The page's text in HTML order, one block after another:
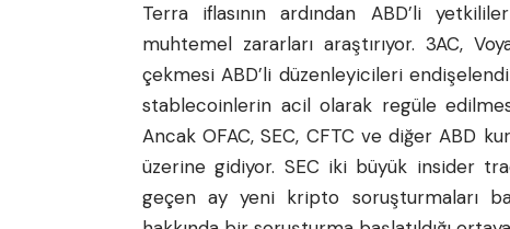
Terra iflasının ardından ABD’li
muhtemel zararları araştırıyor. 3AC,
çekmesi ABD’li düzenleyicileri
stablecoinlerin acil olarak regüle
Ancak OFAC, SEC, CFTC ve diğer ABD
üzerine gidiyor. SEC iki büyük insider
geçen ay yeni kripto soruşturmaları